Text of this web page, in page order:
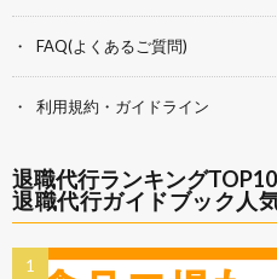
FAQ(よくあるご質問)
利用規約・ガイドライン
退職代行ランキング
退職代行ガイドブック人